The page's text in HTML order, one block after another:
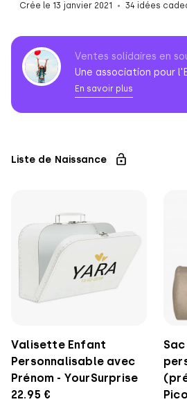
Crée le 13 janvier 2021 34 idées
Association
pour
Ventes solidaires en
Une association pour
En savoir plus
Liste de Naissance
Valisette Enfant
Personnalisable avec
Prénom - YourSurprise
22.95 €